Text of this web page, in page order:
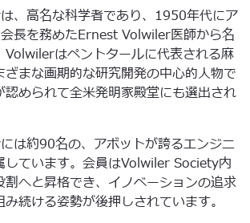
、高名な科学者であり、1950年代にア
長を務めたErnest Volwiler医師から名
Volwilerはペントタールに代表される麻
まな画期的な研究開発の中心的人物で
認められて全米発明家殿堂にも選出され
は約90名の、アボットが誇るエンジニ
しています。会員はVolwiler Society内
割へと昇格でき、イノベーションの追求
続ける姿勢が後押しされています。